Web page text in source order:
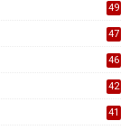
49
47
46
42
41